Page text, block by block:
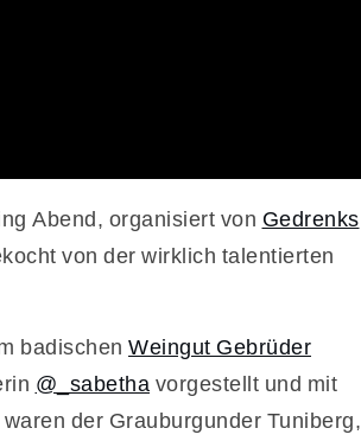
Abend, organisiert von Gedrenks
von der wirklich talentierten
badischen Weingut Gebrüder
@_sabetha vorgestellt und mit
der Grauburgunder Tuniberg,